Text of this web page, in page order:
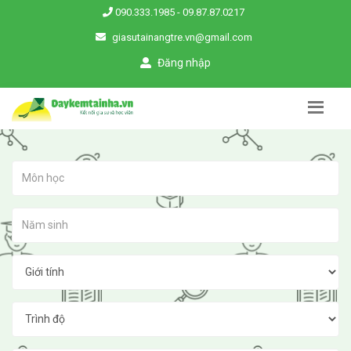
090.333.1985 - 09.87.87.0217
giasutainangtre.vn@gmail.com
Đăng nhập